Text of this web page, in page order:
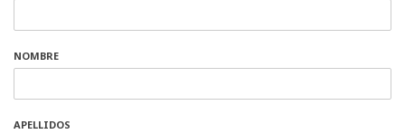
NOMBRE
APELLIDOS